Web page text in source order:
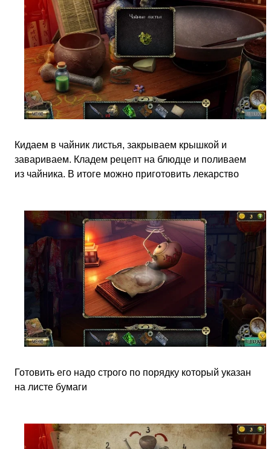
Кидаем в чайник листья, закрываем крышкой и
завариваем. Кладем рецепт на блюдце и поливаем
из чайника. В итоге можно приготовить лекарство
Готовить его надо строго по порядку который указан
на листе бумаги